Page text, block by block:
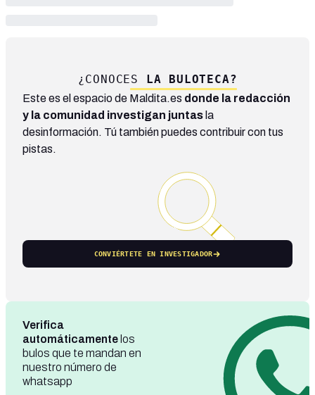
¿CONOCES LA BULOTECA?
Este es el espacio de Maldita.es donde la redacción
y la comunidad investigan juntas la
desinformación. Tú también puedes contribuir con tus
pistas.
CONVIÉRTETE EN INVESTIGADOR
Verifica
automáticamente los
bulos que te mandan en
nuestro número de
whatsapp